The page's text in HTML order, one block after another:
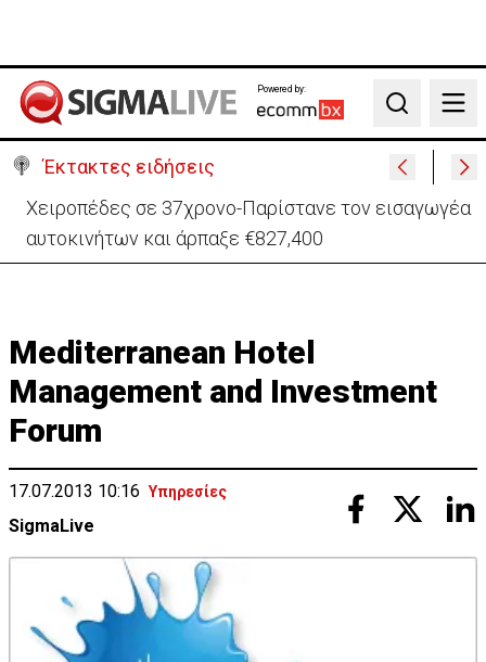
Powered by:
Search
Έκτακτες ειδήσεις
Παραμένει υπό κράτηση 44χρονος επιχειρηματίας
για υπόθεση εκβιασμών
Mediterranean Hotel
Management and Investment
Forum
17.07.2013 10:16 Υπηρεσίες
SigmaLive